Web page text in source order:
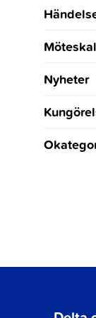
Nyheter